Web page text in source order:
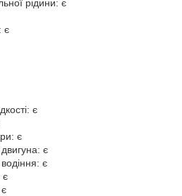
рідини: є
є
є
є
є
є
є